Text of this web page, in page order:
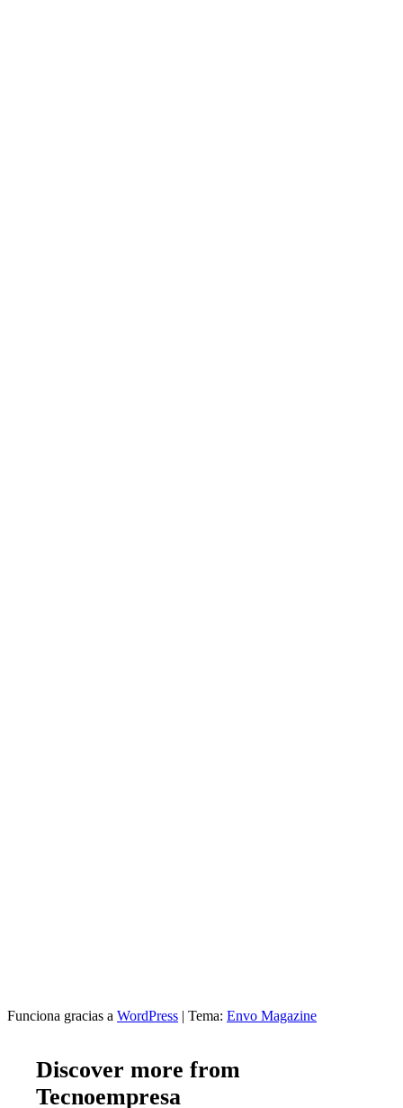
Funciona gracias a WordPress | Tema: Envo Magazine
Discover more from
Tecnoempresa